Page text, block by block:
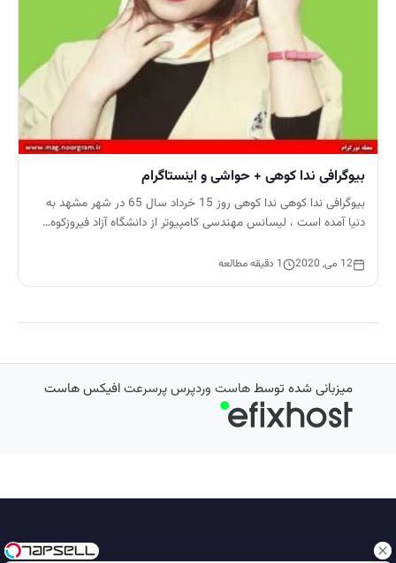
بیوگرافی ندا کوهی + حواشی و اینستاگرام
بیوگرافی ندا کوهی ندا کوهی روز 15 خرداد سال 65 در شهر مشهد به
دنیا آمده است ، لیسانس مهندسی کامپیوتر از دانشگاه آزاد فیروزکوه…
12 می, 2020 1 دقیقه مطالعه
میزبانی شده توسطهاست وردپرس پرسرعتافیکس هاست